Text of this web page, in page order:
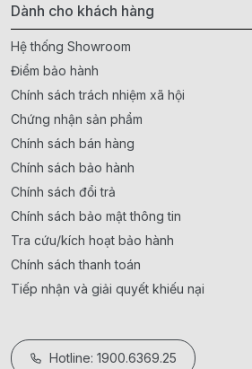
Dành cho khách hàng
Hệ thống Showroom
Điểm bảo hành
Chính sách trách nhiệm xã hội
Chứng nhận sản phẩm
Chính sách bán hàng
Chính sách bảo hành
Chính sách đổi trả
Chính sách bảo mật thông tin
Tra cứu/kích hoạt bảo hành
Chính sách thanh toán
Tiếp nhận và giải quyết khiếu nại
Hotline: 1900.6369.25